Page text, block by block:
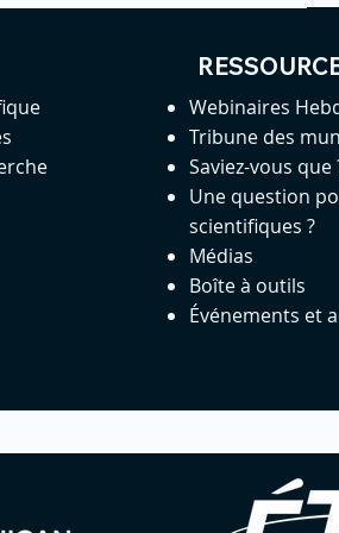
Webinaires
Tribune des
Saviez-vous que
Une question
scientifiques ?
Médias
Boîte à outils
Événements et